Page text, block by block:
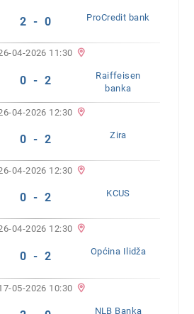
2 - 0 ProCredit bank
04-2026 11:30
0 - 2
Raiffeisen
banka
04-2026 12:30
0 - 2 Zira
04-2026 12:30
0 - 2 KCUS
04-2026 12:30
0 - 2 Općina Ilidža
05-2026 10:30
NLB Banka